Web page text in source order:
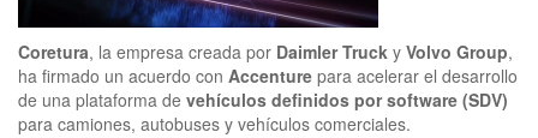
Coretura, la empresa creada por Daimler Truck y Volvo Group,
ha firmado un acuerdo con Accenture para acelerar el desarrollo
de una plataforma de vehículos definidos por software (SDV)
para camiones, autobuses y vehículos comerciales.